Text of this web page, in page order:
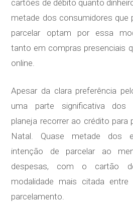
cartões de débito quanto
metade dos consumidores que
parcelar optam por essa
tanto em compras presenciais
online.
Apesar da clara preferência
uma parte significativa dos
planeja recorrer ao crédito para
Natal. Quase metade dos
intenção de parcelar ao
despesas, com o cartão
modalidade mais citada
parcelamento.